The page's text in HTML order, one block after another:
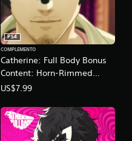
Catherine: Full Body Bonus
Content: Horn-Rimmed
Glasses
PS4
COMPLEMENTO
US$7.99